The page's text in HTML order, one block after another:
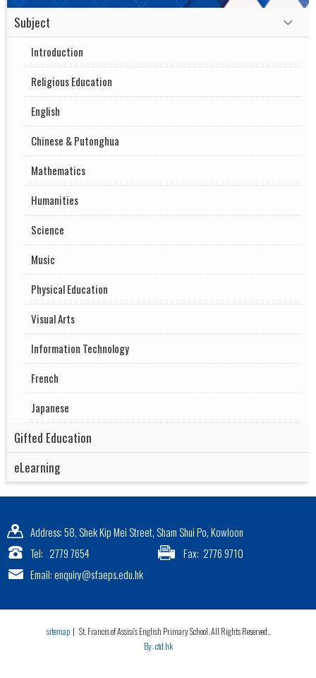
Subject
Introduction
Religious Education
English
Chinese & Putonghua
Mathematics
Humanities
Science
Music
Physical Education
Visual Arts
Information Technology
French
Japanese
Gifted Education
eLearning
Address: 58, Shek Kip Mei Street, Sham Shui Po, Kowloon
Tel: 2779 7654
Fax: 2776 9710
Email: enquiry@sfaeps.edu.hk
sitemap| St. Francis of Assisi's English Primary School. All Rights Reserved..
By: ctd.hk